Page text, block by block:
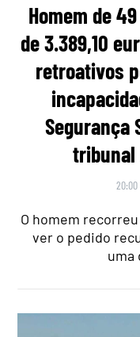
Homem de
de 3.389,10
retroativos
Segurança
tribunal
20:00
O homem
ver o pedido
uma